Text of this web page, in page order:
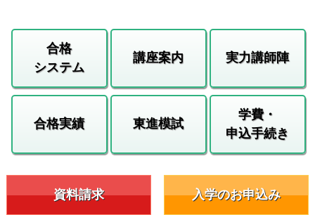
合格
システム
講座案内 実力講師陣
合格実績 東進模試
学費・
申込手続き
資料請求 入学のお申込み